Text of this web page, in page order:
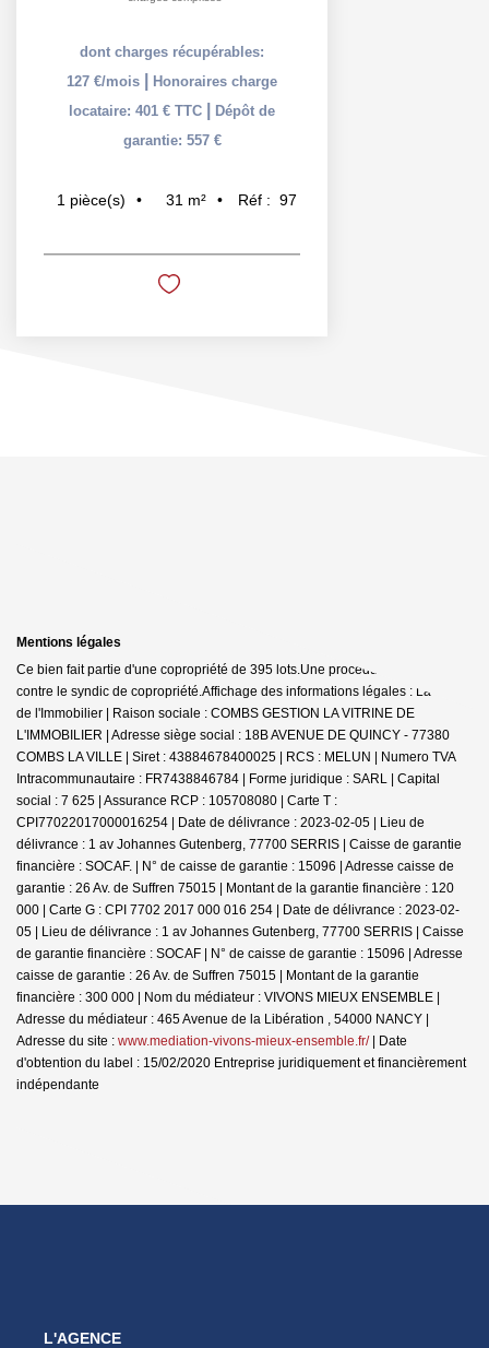
dont charges récupérables:
127 €/mois
Honoraires charge
locataire: 401 € TTC
Dépôt de
garantie: 557 €
1 pièce(s) 31 m² Réf : 97
Mentions légales
Ce bien fait partie d'une copropriété de 395 lots.Une procédure est en cours
contre le syndic de copropriété.Affichage des informations légales : La Vitrine
de l'Immobilier | Raison sociale : COMBS GESTION LA VITRINE DE
L'IMMOBILIER | Adresse siège social : 18B AVENUE DE QUINCY - 77380
COMBS LA VILLE | Siret : 43884678400025 | RCS : MELUN | Numero TVA
Intracommunautaire : FR7438846784 | Forme juridique : SARL | Capital
social : 7 625 | Assurance RCP : 105708080 | Carte T :
CPI77022017000016254 | Date de délivrance : 2023-02-05 | Lieu de
délivrance : 1 av Johannes Gutenberg, 77700 SERRIS | Caisse de garantie
financière : SOCAF. | N° de caisse de garantie : 15096 | Adresse caisse de
garantie : 26 Av. de Suffren 75015 | Montant de la garantie financière : 120
000 | Carte G : CPI 7702 2017 000 016 254 | Date de délivrance : 2023-02-
05 | Lieu de délivrance : 1 av Johannes Gutenberg, 77700 SERRIS | Caisse
de garantie financière : SOCAF | N° de caisse de garantie : 15096 | Adresse
caisse de garantie : 26 Av. de Suffren 75015 | Montant de la garantie
financière : 300 000 | Nom du médiateur : VIVONS MIEUX ENSEMBLE |
Adresse du médiateur : 465 Avenue de la Libération , 54000 NANCY |
Adresse du site : www.mediation-vivons-mieux-ensemble.fr/| Date
d'obtention du label : 15/02/2020 Entreprise juridiquement et financièrement
indépendante
L'AGENCE